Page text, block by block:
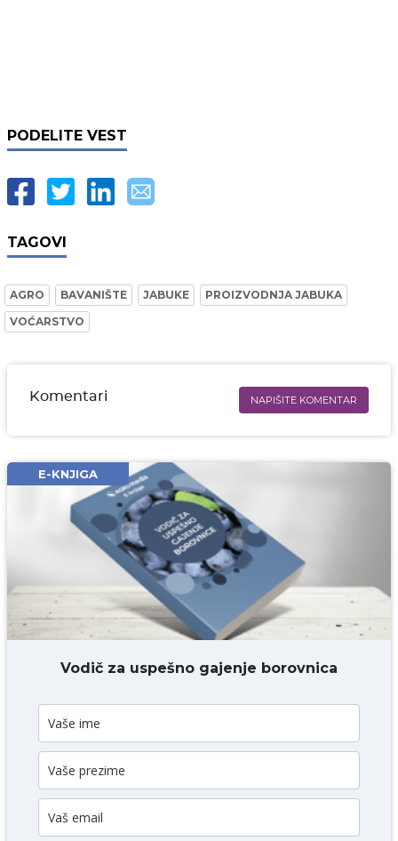
PODELITE VEST
TAGOVI
AGRO BAVANIŠTE JABUKE
PROIZVODNJA JABUKA
VOĆARSTVO
Komentari NAPIŠITE KOMENTAR
Email* obavezno
Komentar* obavezno
DODAJ KOMENTAR
E-KNJIGA
Vodič za uspešno gajenje borovnica